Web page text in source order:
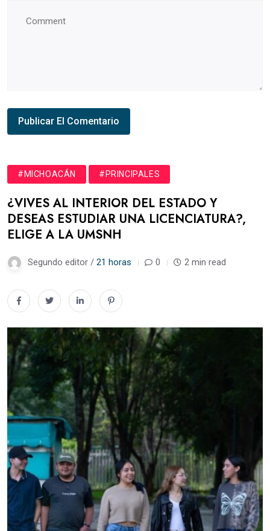
#MICHOACÁN #PRINCIPALES
¿VIVES AL INTERIOR DEL ESTADO Y
DESEAS ESTUDIAR UNA LICENCIATURA?,
ELIGE A LA UMSNH
Segundo editor / 21 horas 0 2 min read